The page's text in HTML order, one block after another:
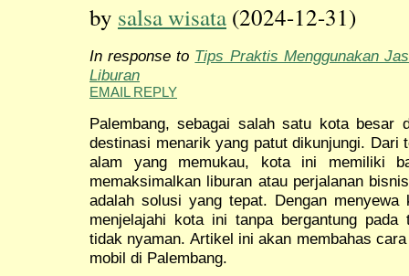
by salsa wisata (2024-12-31)
In response to Tips Praktis Menggunakan
Liburan
EMAIL REPLY
Palembang, sebagai salah satu kota besar
destinasi menarik yang patut dikunjungi. Dari
alam yang memukau, kota ini memiliki
memaksimalkan liburan atau perjalanan
adalah solusi yang tepat. Dengan menyewa
menjelajahi kota ini tanpa bergantung
tidak nyaman. Artikel ini akan membahas
mobil di Palembang.